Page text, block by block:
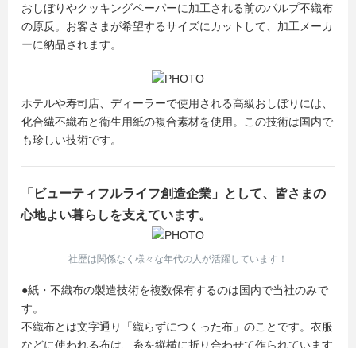
おしぼりやクッキングペーパーに加工される前のパルプ不織布
の原反。お客さまが希望するサイズにカットして、加工メーカ
ーに納品されます。
ホテルや寿司店、ディーラーで使用される高級おしぼりには、
化合繊不織布と衛生用紙の複合素材を使用。この技術は国内で
も珍しい技術です。
「ビューティフルライフ創造企業」として、皆さまの
心地よい暮らしを支えています。
社歴は関係なく様々な年代の人が活躍しています！
●紙・不織布の製造技術を複数保有するのは国内で当社のみで
す。
不織布とは文字通り「織らずにつくった布」のことです。衣服
などに使われる布は、糸を縦横に折り合わせて作られています